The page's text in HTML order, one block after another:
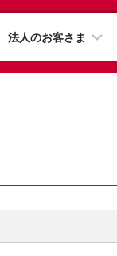
法人のお客さま